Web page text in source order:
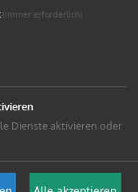
die vielfältigen
ihrem Weg in
Textbausteinen
(immer erforderlich)
Dienste aktivieren oder